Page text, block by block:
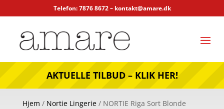
Telefon: 7876 8672 – kontakt@amare.dk
AKTUELLE TILBUD – KLIK HER!
Hjem / Nortie Lingerie/ NORTIE Riga Sort Blonde